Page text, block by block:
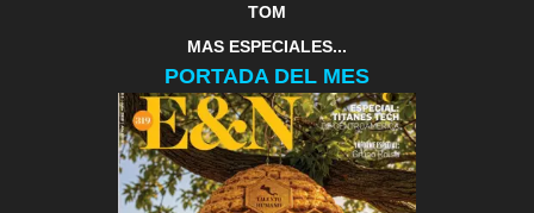
TOM
MAS ESPECIALES...
PORTADA DEL MES